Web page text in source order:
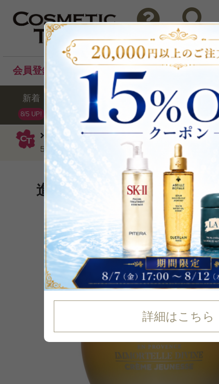
ロクシタン クリーム
イモーテル
50ml
問い合わせ 検索
会員登録後のお買い物でポイントプレゼント！
新着
8/5 UP!
セール ランキング ブ
詳細はこちら
進化を遂げたディヴァイ
28%
OFF